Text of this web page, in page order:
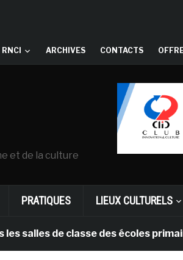
RNCI ARCHIVES CONTACTS
et de la culture
PRATIQUES LIEUX CULTURELS
de classe des écoles primaires des